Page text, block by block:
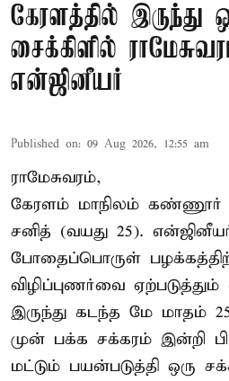
கேரளத்தில் இருந்து
சைக்கிளில்
என்ஜினீயர்
Published on: 09 Aug 2026, 12:55 am
ராமேசுவரம்,
கேரளம் மாநிலம் கண்ணூர்
சனித் (வயது 25).
போதைப்பொருள்
விழிப்புணர்வை
இருந்து கடந்த மே மாதம்
முன் பக்க சக்கரம் இன்றி
மட்டும் பயன்படுத்தி ஒரு